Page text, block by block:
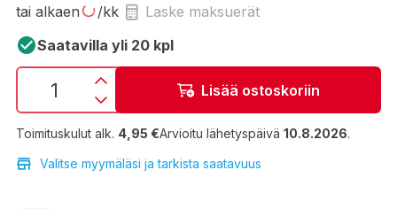
tai alkaen /kk
Laske maksuerät
Saatavilla yli 20 kpl
Lisää ostoskoriin
Toimituskulut alk. 4,95 €Arvioitu lähetyspäivä 10.8.2026.
Valitse myymäläsi ja tarkista saatavuus